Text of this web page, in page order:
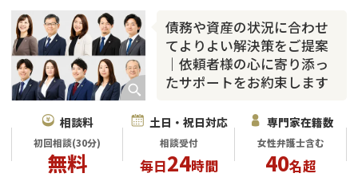
債務や資産の状況に合わせ
てよりよい解決策をご提案
｜依頼者様の心に寄り添っ
たサポートをお約束します
相談料
初回相談(30分)
無料
土日・祝日対応
相談受付
毎日24時間
専門家在籍数
女性弁護士含む
40名超